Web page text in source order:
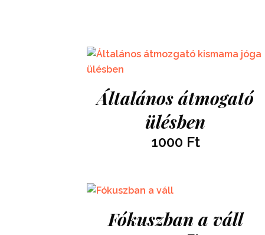
Általános átmogató
ülésben
1000 Ft
Fókuszban a váll